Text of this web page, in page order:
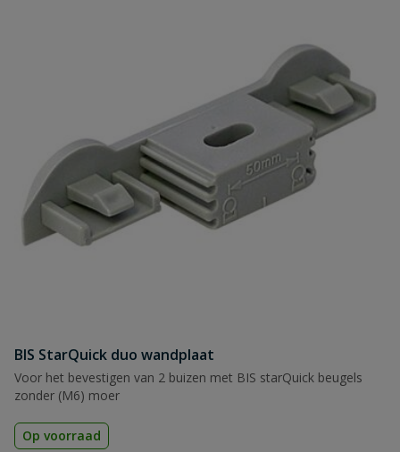
BIS StarQuick duo wandplaat
Voor het bevestigen van 2 buizen met BIS starQuick beugels
zonder (M6) moer
Op voorraad